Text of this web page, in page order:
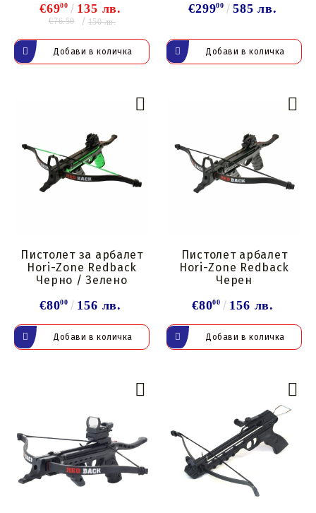
€6900 135 лв.
€76.50 150 лв.
€29900 585 лв.
Пистолет за арбалет
Hori-Zone Redback
Черно / Зелено
€8000 156 лв.
Пистолет арбалет
Hori-Zone Redback
Черен
€8000 156 лв.